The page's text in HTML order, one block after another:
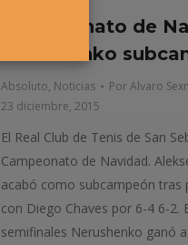
Campeonato de
Nerushenko
Absoluto, Noticias PorAlvaro
23 diciembre, 2015
El Real Club de Tenis de San
Campeonato de Navidad.
acabó como subcampeón tras
con Diego Chaves por 6-4 6-2.
semifinales Nerushenko ganó